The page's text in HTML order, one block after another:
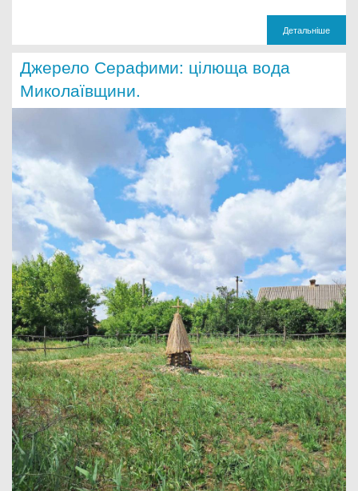
Детальніше
Джерело Серафими: цілюща вода
Миколаївщини.